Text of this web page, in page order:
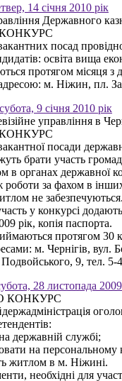
14 січня 2010 рік
Державного
посад
освіта вища
протягом місяця з
м. Ніжин, пл.
9 січня 2010 рік
управління в
посади
брати участь
в органах державної
роботи за фахом в
не забезпечуються.
у конкурсі
рік, копія паспорта.
протягом 30
м. Чернігів, вул.
9, тел. 5-
28 листопада 2009
КОНКУРС
державній службі;
на персональному
житлом в м. Ніжині.
необхідні для